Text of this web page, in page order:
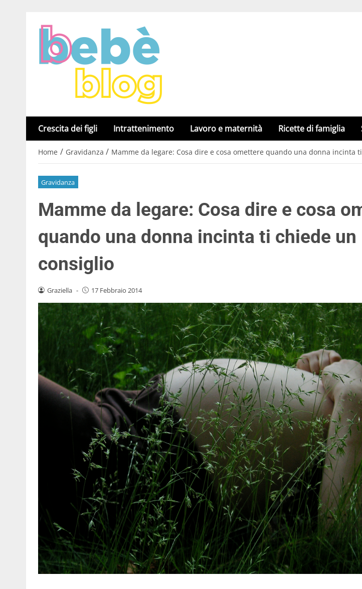
Crescita dei figli Intrattenimento Lavoro e maternità Ricette di famiglia
Home / Gravidanza / Mamme da legare: Cosa dire e cosa omettere quando una donna incinta
Gravidanza
Mamme da legare: Cosa dire e cosa
quando una donna incinta ti chiede un
consiglio
Graziella - 17 Febbraio 2014